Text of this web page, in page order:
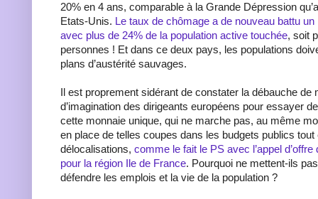
20% en 4 ans, comparable à la Grande Dépression
Etats-Unis. Le taux de chômage a de nouveau battu
avec plus de 24% de la population active touchée, soit
personnes ! Et dans ce deux pays, les populations
plans d’austérité sauvages.
Il est proprement sidérant de constater la débauche de
d’imagination des dirigeants européens pour essayer
cette monnaie unique, qui ne marche pas, au même
en place de telles coupes dans les budgets publics
délocalisations, comme le fait le PS avec l’appel d’offre
pour la région Ile de France. Pourquoi ne mettent-ils
défendre les emplois et la vie de la population ?